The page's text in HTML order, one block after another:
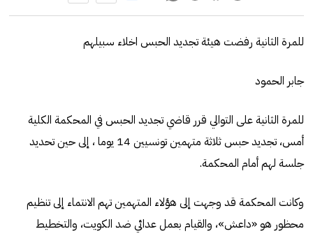
للمرة الثانية رفضت هيئة تجديد الحبس اخلاء سبيلهم
جابر الحمود
للمرة الثانية على التوالي قرر قاضي تجديد الحبس في المحكمة الكلية
أمس، تجديد حبس ثلاثة متهمين تونسيين 14 يوما ، إلى حين تحديد
جلسة لهم أمام المحكمة.
وكانت المحكمة قد وجهت إلى هؤلاء المتهمين تهم الانتماء إلى تنظيم
محظور هو «داعش»، والقيام بعمل عدائي ضد الكويت، والتخطيط